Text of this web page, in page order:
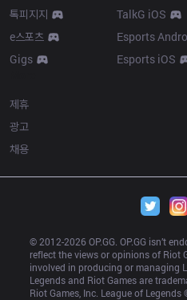
톡피지지
e스포츠
Gigs
TalkG iOS
Esports
Esports iOS
제휴
광고
채용
© 2012-2026 OP.GG. OP.GG isn’t
reflect the views or opinions of Riot
involved in producing or managing
Legends and Riot Games are
Riot Games, Inc. League of Legends